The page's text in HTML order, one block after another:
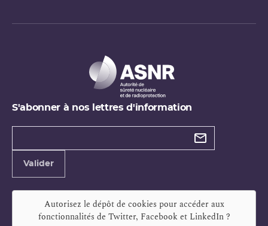
S'abonner à nos lettres d'information
Types de
Valider
Autorisez le dépôt de cookies pour accéder aux
fonctionnalités de Twitter, Facebook et LinkedIn?